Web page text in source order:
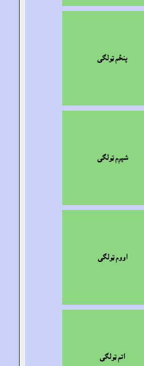
پنځم ټولګى
شپږم ټولګى
اووم ټولګى
اتم ټولګى